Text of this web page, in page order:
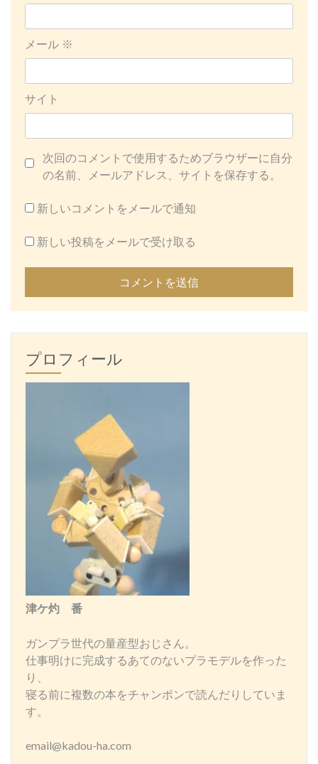
メール ※
サイト
次回のコメントで使用するためブラウザーに自分
の名前、メールアドレス、サイトを保存する。
新しいコメントをメールで通知
新しい投稿をメールで受け取る
プロフィール
津ケ灼 番
ガンプラ世代の量産型おじさん。
仕事明けに完成するあてのないプラモデルを作った
り、
寝る前に複数の本をチャンポンで読んだりしていま
す。
email@kadou-ha.com